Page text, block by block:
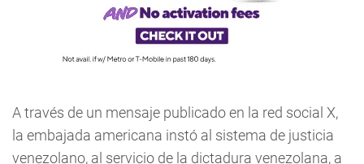
A través de un mensaje publicado en la red social X,
la embajada americana instó al sistema de justicia
venezolano, al servicio de la dictadura venezolana, a